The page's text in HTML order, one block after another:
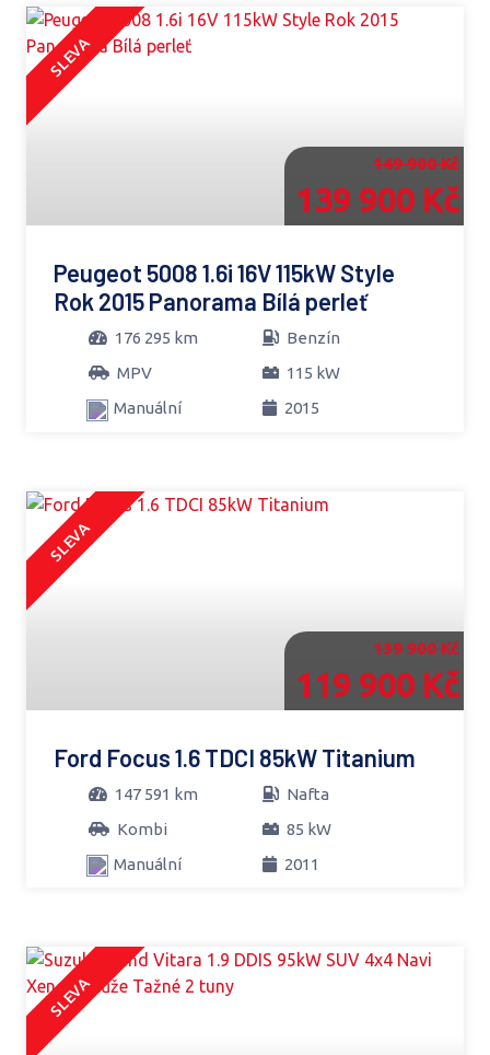
SLEVA
149 900 Kč
139 900 Kč
Peugeot 5008 1.6i 16V 115kW Style
Rok 2015 Panorama Bílá perleť
176 295 km
Benzín
MPV
115 kW
Manuální
2015
SLEVA
139 900 Kč
119 900 Kč
Ford Focus 1.6 TDCI 85kW Titanium
147 591 km
Nafta
Kombi
85 kW
Manuální
2011
SLEVA